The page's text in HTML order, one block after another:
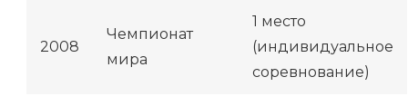
2008
Чемпионат
мира
1 место
(индивидуальное
соревнование)